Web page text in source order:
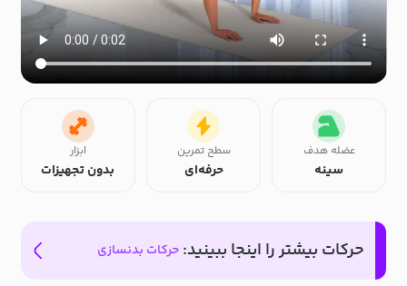
عضله هدف
سینه
سطح تمرین
حرفه‌ای
ابزار
بدون تجهیزات
حرکات بیشتر را اینجا ببینید: حرکات بدنسازی